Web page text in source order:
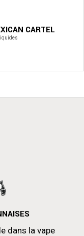
CARTEL
dans la vape